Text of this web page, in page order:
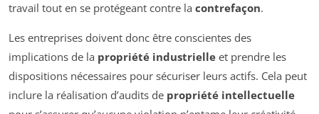
travail tout en se protégeant contre la contrefaçon.
Les entreprises doivent donc être conscientes des
implications de la propriété industrielle et prendre les
dispositions nécessaires pour sécuriser leurs actifs. Cela peut
inclure la réalisation d’audits de propriété intellectuelle